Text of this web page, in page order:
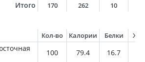
Итого
170 262 10
Кол-во Калории Белки
100 79.4 16.7